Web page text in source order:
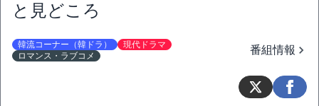
と見どころ
韓流コーナー（韓ドラ）
現代ドラマ
ロマンス・ラブコメ
番組情報